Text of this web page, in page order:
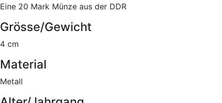
Eine 20 Mark Münze aus der DDR
Grösse/Gewicht
4 cm
Material
Metall